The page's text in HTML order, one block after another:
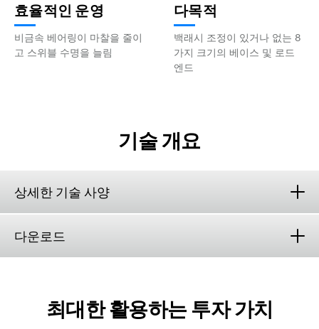
효율적인 운영
비금속 베어링이 마찰을 줄이
고 스위블 수명을 늘림
다목적
백래시 조정이 있거나 없는 8
가지 크기의 베이스 및 로드
엔드
기술 개요
상세한 기술 사양
다운로드
최대한 활용하는 투자 가치